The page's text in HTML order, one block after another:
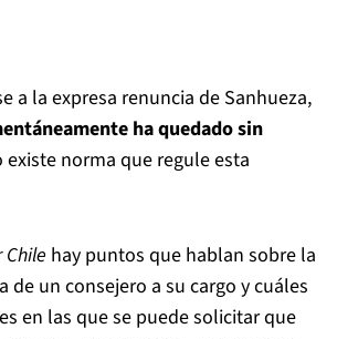
a la expresa renuncia de Sanhueza,
ha quedado sin
existe norma que regule esta
hay puntos que hablan sobre la
de un consejero a su cargo y cuáles
en las que se puede solicitar que